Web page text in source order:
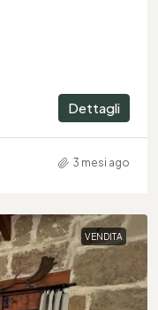
Dettagli
3 mesi ago
VENDITA